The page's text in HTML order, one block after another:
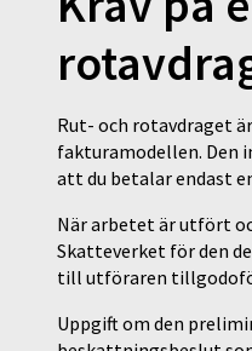
Rut- och rotavdraget
fakturamodellen. Den
att du betalar endast
När arbetet är utfört
Skatteverket för den
till utföraren
Uppgift om den